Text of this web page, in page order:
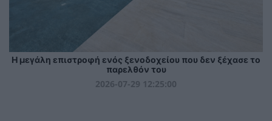
Η μεγάλη επιστροφή ενός ξενοδοχείου που δεν ξέχασε το
παρελθόν του
2026-07-29 12:25:00